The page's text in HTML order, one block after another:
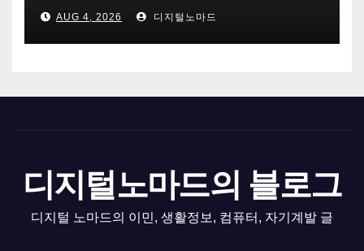
AUG 4, 2026 디지털노마드
디지털노마드의 블로그
디지털 노마드의 이민, 생활정보, 컴퓨터, 자기계발 글